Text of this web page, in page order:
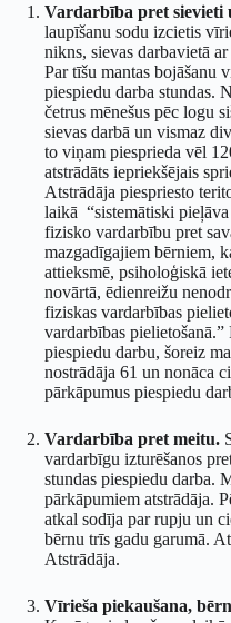
Vardarbība pret sievieti
laupīšanu sodu izcietis
nikns, sievas darbavietā
Par tīšu mantas bojāšanu
piespiedu darba stundas.
četrus mēnešus pēc logu
sievas darbā un vismaz
to viņam piesprieda vēl
atstrādāts iepriekšējais
Atstrādāja piespriesto
laikā “sistemātiski
fizisko vardarbību pret
mazgadīgajiem bērniem,
attieksmē, psiholoģiskā
novārtā, ēdienreižu
fiziskas vardarbības
vardarbības
piespiedu darbu, šoreiz
nostrādāja 61 un nonāca
pārkāpumus piespiedu
Vardarbība pret meitu.
vardarbīgu izturēšanos
stundas piespiedu darba.
pārkāpumiem atstrādāja.
atkal sodīja par rupju un
bērnu trīs gadu garumā.
Atstrādāja.
Vīrieša piekaušana,